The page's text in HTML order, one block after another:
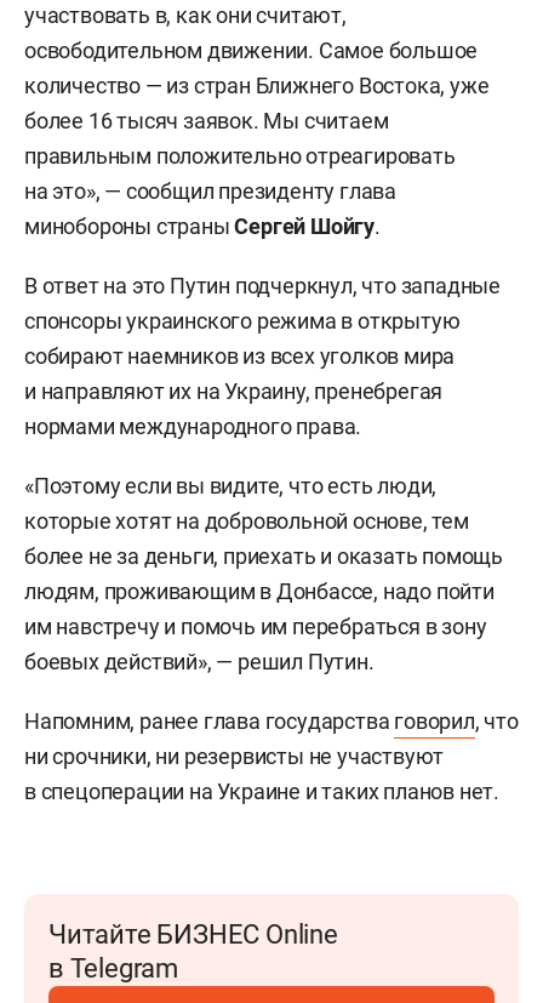
участвовать в, как они считают,
освободительном движении. Самое большое
количество — из стран Ближнего Востока, уже
более 16 тысяч заявок. Мы считаем
правильным положительно отреагировать
на это», — сообщил президенту глава
минобороны страныСергей Шойгу.
В ответ на это Путин подчеркнул, что западные
спонсоры украинского режима в открытую
собирают наемников из всех уголков мира
и направляют их на Украину, пренебрегая
нормами международного права.
«Поэтому если вы видите, что есть люди,
которые хотят на добровольной основе, тем
более не за деньги, приехать и оказать помощь
людям, проживающим в Донбассе, надо пойти
им навстречу и помочь им перебраться в зону
боевых действий», — решил Путин.
Напомним, ранее глава государства говорил, что
ни срочники, ни резервисты не участвуют
в спецоперации на Украине и таких планов нет.
Читайте БИЗНЕС Online
в Telegram